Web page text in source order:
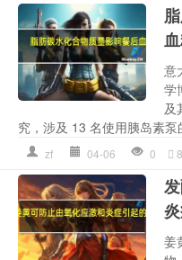
意
学
及
究，涉及 13 名使用胰岛素
zf 04-06 0
姜